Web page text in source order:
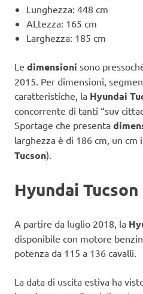
Lunghezza: 448 cm
ALtezza: 165 cm
Larghezza: 185 cm
Le dimensioni sono
2015. Per dimensioni,
caratteristiche, la Hyundai
concorrente di tanti “suv
Sportage che presenta
larghezza è di 186 cm, un cm
Tucson).
Hyundai Tucson
A partire da luglio 2018, la
disponibile con motore
potenza da 115 a 136 cavalli.
La data di uscita estiva ha